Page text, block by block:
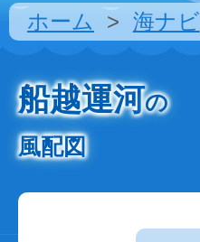
ホーム 海ナビ
船越運河の
風配図